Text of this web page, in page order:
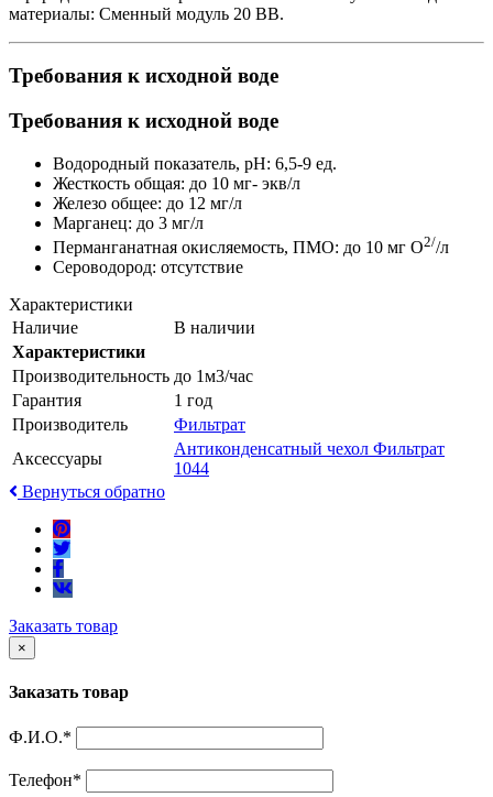
материалы: Сменный модуль 20 ВВ.
Требования к исходной воде
Требования к исходной воде
Водородный показатель, pH: 6,5-9 ед.
Жесткость общая: до 10 мг- экв/л
Железо общее: до 12 мг/л
Марганец: до 3 мг/л
Перманганатная окисляемость, ПМО: до 10 мг О2//л
Сероводород: отсутствие
Характеристики
Наличие
В наличии
Характеристики
Производительность до 1м3/час
Гарантия
1 год
Производитель
Фильтрат
Аксессуары
Антиконденсатный чехол Фильтрат
1044
Вернуться обратно
Заказать товар
×
Заказать товар
Ф.И.О.*
Телефон*